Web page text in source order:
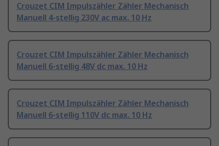
Crouzet CIM Impulszähler Zähler Mechanisch
Manuell 4-stellig 230V ac max. 10 Hz
Crouzet CIM Impulszähler Zähler Mechanisch
Manuell 6-stellig 48V dc max. 10 Hz
Crouzet CIM Impulszähler Zähler Mechanisch
Manuell 6-stellig 110V dc max. 10 Hz